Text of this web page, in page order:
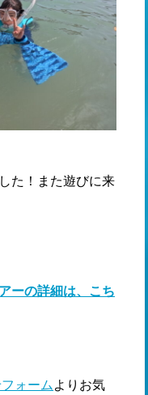
た！また遊びに来
ーの詳細は、こち
ォームよりお気